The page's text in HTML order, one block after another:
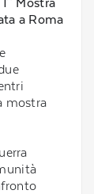
a Roma
mostra